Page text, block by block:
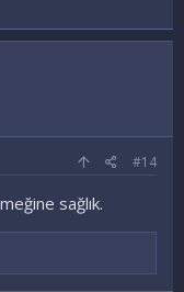
#14
sağlık.